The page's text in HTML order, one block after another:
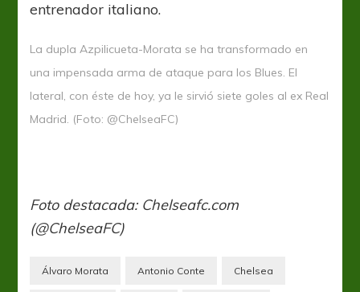
entrenador italiano.
La dupla Azpilicueta-Morata se ha transformado en
una impensada arma de ataque para los Blues. El
lateral, con éste de hoy, ya le sirvió siete goles al ex Real
Madrid. (Foto: @ChelseaFC)
Foto destacada: Chelseafc.com
(@ChelseaFC)
Álvaro Morata Antonio Conte Chelsea